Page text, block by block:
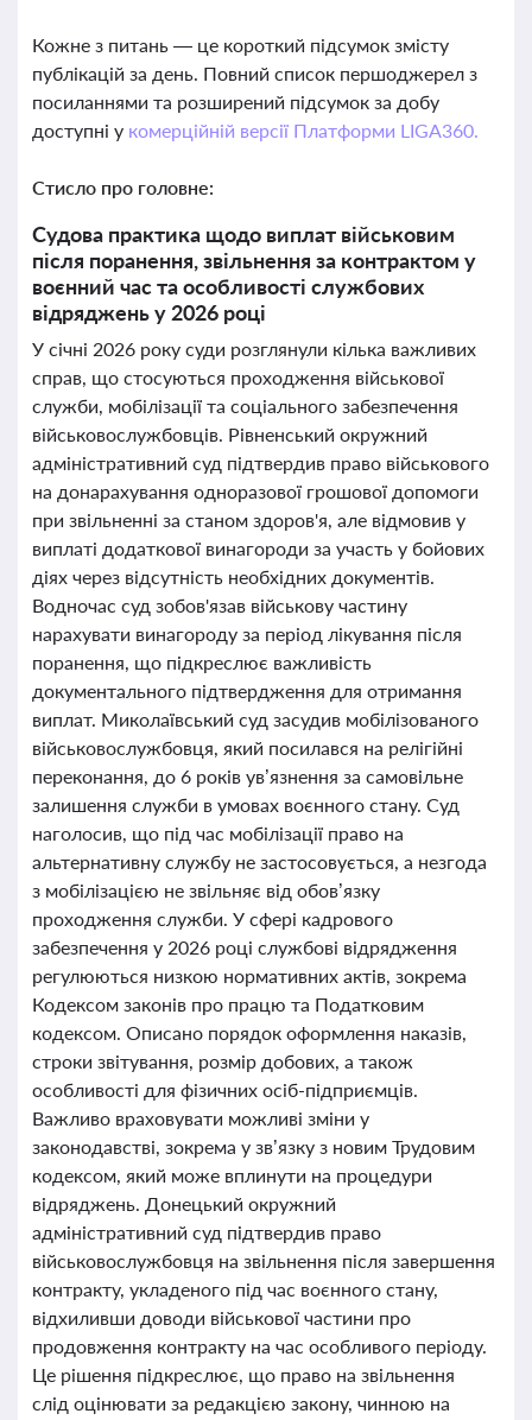
Кожне з питань — це короткий підсумок змісту
публікацій за день. Повний список першоджерел з
посиланнями та розширений підсумок за добу
доступні у комерційній версії Платформи LIGA360.
Стисло про головне:
Судова практика щодо виплат військовим
після поранення, звільнення за контрактом у
воєнний час та особливості службових
відряджень у 2026 році
У січні 2026 року суди розглянули кілька важливих
справ, що стосуються проходження військової
служби, мобілізації та соціального забезпечення
військовослужбовців. Рівненський окружний
адміністративний суд підтвердив право військового
на донарахування одноразової грошової допомоги
при звільненні за станом здоров'я, але відмовив у
виплаті додаткової винагороди за участь у бойових
діях через відсутність необхідних документів.
Водночас суд зобов'язав військову частину
нарахувати винагороду за період лікування після
поранення, що підкреслює важливість
документального підтвердження для отримання
виплат. Миколаївський суд засудив мобілізованого
військовослужбовця, який посилався на релігійні
переконання, до 6 років ув’язнення за самовільне
залишення служби в умовах воєнного стану. Суд
наголосив, що під час мобілізації право на
альтернативну службу не застосовується, а незгода
з мобілізацією не звільняє від обов’язку
проходження служби. У сфері кадрового
забезпечення у 2026 році службові відрядження
регулюються низкою нормативних актів, зокрема
Кодексом законів про працю та Податковим
кодексом. Описано порядок оформлення наказів,
строки звітування, розмір добових, а також
особливості для фізичних осіб-підприємців.
Важливо враховувати можливі зміни у
законодавстві, зокрема у зв’язку з новим Трудовим
кодексом, який може вплинути на процедури
відряджень. Донецький окружний
адміністративний суд підтвердив право
військовослужбовця на звільнення після завершення
контракту, укладеного під час воєнного стану,
відхиливши доводи військової частини про
продовження контракту на час особливого періоду.
Це рішення підкреслює, що право на звільнення
слід оцінювати за редакцією закону, чинною на